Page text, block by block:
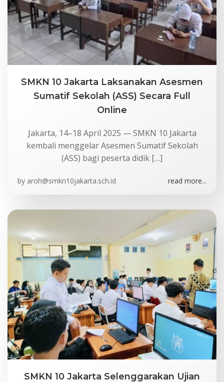
SMKN 10 Jakarta Laksanakan Asesmen
Sumatif Sekolah (ASS) Secara Full
Online
Jakarta, 14–18 April 2025 — SMKN 10 Jakarta
kembali menggelar Asesmen Sumatif Sekolah
(ASS) bagi peserta didik […]
by aroh@smkn10jakarta.sch.id read more...
SMKN 10 Jakarta Selenggarakan Ujian